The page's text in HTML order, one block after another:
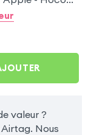
valeur ?
Nous